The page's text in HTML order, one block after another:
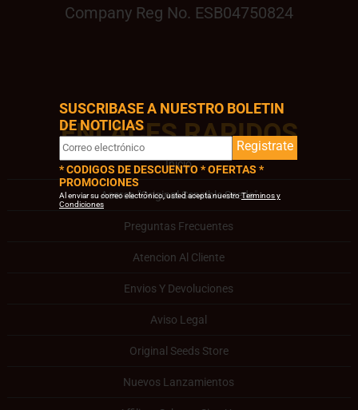
ENLACES RAPIDOS
Inicio
Acerca "Original Sensible Seeds"
Preguntas Frecuentes
Atencion Al Cliente
Envios Y Devoluciones
Aviso Legal
Original Seeds Store
Nuevos Lanzamientos
Company Reg No. ESB04750824
SUSCRIBASE A NUESTRO BOLETIN
DE NOTICIAS
Registrate
* CODIGOS DE DESCUENTO * OFERTAS *
PROMOCIONES
Al enviar su correo electrónico, usted acepta nuestroTerminos y
Condiciones